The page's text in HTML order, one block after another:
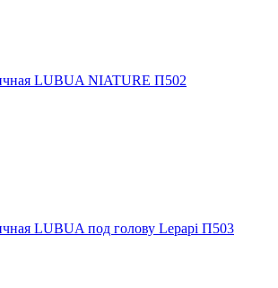
LUBUA NIATURE П502
LUBUA под голову Lepapi П503